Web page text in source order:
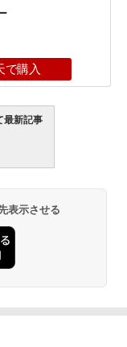
で購入
最新記事
表示させる